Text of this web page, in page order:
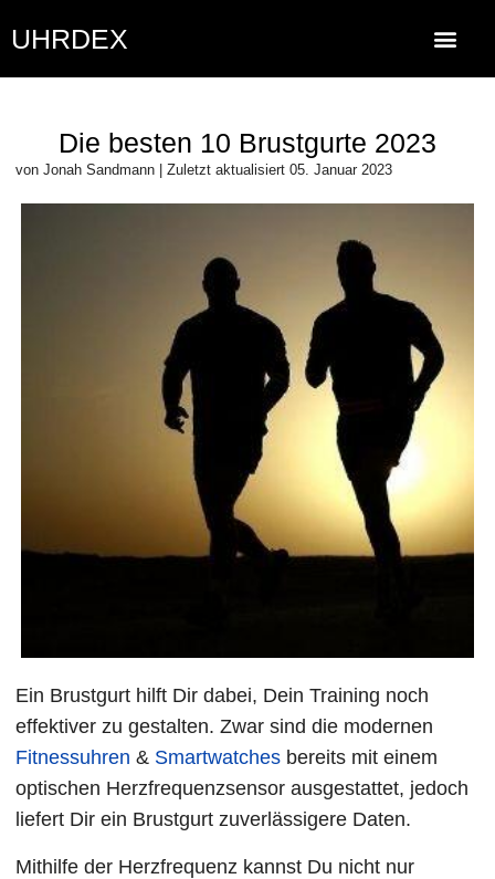
UHRDEX
Die besten 10 Brustgurte 2023
vonJonah Sandmann | Zuletzt aktualisiert 05. Januar 2023
Ein Brustgurt hilft Dir dabei, Dein Training noch
effektiver zu gestalten. Zwar sind die modernen
Fitnessuhren & Smartwatches bereits mit einem
optischen Herzfrequenzsensor ausgestattet, jedoch
liefert Dir ein Brustgurt zuverlässigere Daten.
Mithilfe der Herzfrequenz kannst Du nicht nur